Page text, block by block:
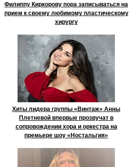
Филиппу Киркорову пора записываться на
прием к своему любимому пластическому
хирургу
Хиты лидера группы «Винтаж» Анны
Плетневой впервые прозвучат в
сопровождении хора и оркестра на
премьере шоу «Ностальгия»